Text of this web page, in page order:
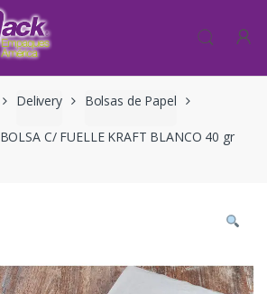
Delivery Bolsas de Papel
BOLSA C/ FUELLE KRAFT BLANCO 40 gr